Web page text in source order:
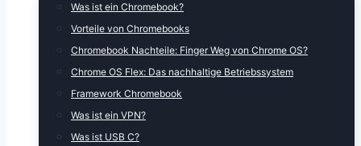
Was ist ein Chromebook?
Vorteile von Chromebooks
Chromebook Nachteile: Finger Weg von Chrome OS?
Chrome OS Flex: Das nachhaltige Betriebssystem
Framework Chromebook
Was ist ein VPN?
Was ist USB C?